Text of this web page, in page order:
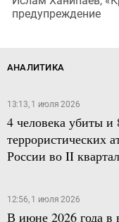
предупреждение
АНАЛИТИКА
13:13, 1 июля 2026
4 человека убиты
террористических
России во II
12:56, 1 июля 2026
В июне 2026 года в